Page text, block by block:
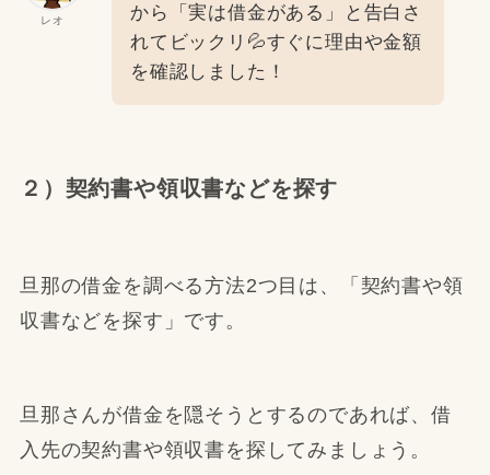
レオ
から「実は借金がある」と告白さ
れてビックリ💦すぐに理由や金額
を確認しました！
２）契約書や領収書などを探す
旦那の借金を調べる方法2つ目は、「契約書や領
収書などを探す」です。
旦那さんが借金を隠そうとするのであれば、借
入先の契約書や領収書を探してみましょう。